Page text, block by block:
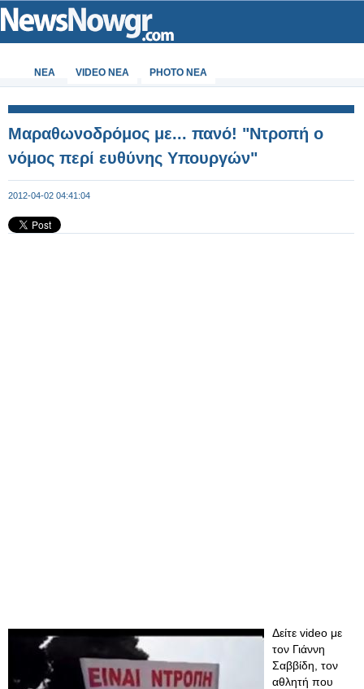
ΝΕΑ VIDEO NEA PHOTO NEA
Μαραθωνοδρόμος με... πανό! "Ντροπή ο
νόμος περί ευθύνης Υπουργών"
2012-04-02 04:41:04
Δείτε video με
τον Γιάννη
Σαββίδη, τον
αθλητή που